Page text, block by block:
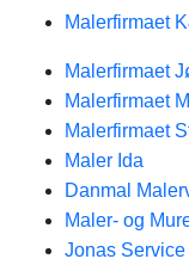
Malerfirmaet
Malerfirmaet
Malerfirmaet
Malerfirmaet
Maler Ida
Danmal
Maler- og
Jonas Service